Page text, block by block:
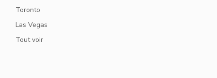
Toronto
Las Vegas
Tout voir